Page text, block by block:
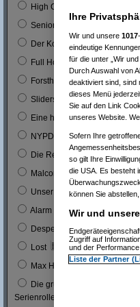
High Chaparal
Seniorenclub
Der Kopfgeldjäger (mit
Full House (mitn Joe
Forsthaus Falkenau
Sliders
Eine himmlische Familie
NYPD Blue
Die Rettungsflieger
Malcom
Unser Charly
Alarm für Cobra 11
Desperate Housewives
Lost
Max Headroom
Die grüne Hornisse (Bruce
Serienrolle...)
Ihre
Wir und unsere 1017
eindeutige
für die unter „Wir
Durch Auswahl von
deaktiviert sind, sind
dieses Menü
Sie auf den Link
unseres Website.
Sofern Ihre
so gilt Ihre
die USA. Es besteht
können Sie
Wir und
Zugriff auf
und der
Liste der Partner